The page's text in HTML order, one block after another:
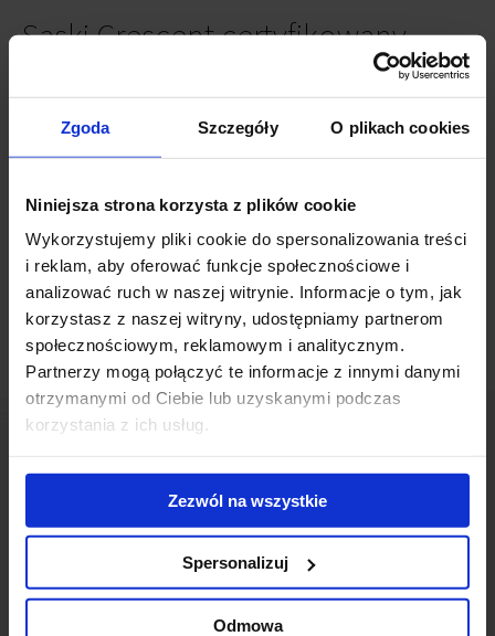
Zgoda Szczegóły O plikach cookies
Niniejsza strona korzysta z plików cookie
Wykorzystujemy pliki cookie do spersonalizowania treści
i reklam, aby oferować funkcje społecznościowe i
analizować ruch w naszej witrynie. Informacje o tym, jak
korzystasz z naszej witryny, udostępniamy partnerom
społecznościowym, reklamowym i analitycznym.
Partnerzy mogą połączyć te informacje z innymi danymi
otrzymanymi od Ciebie lub uzyskanymi podczas
korzystania z ich usług.
Zezwól na wszystkie
Spersonalizuj
Odmowa
Saski Crescent certyfikowany
Warszawskiemu biurowcowiSaski Crescentzostał przyznany
certyfikat BREAAM In-Use na poziomie „Very Good” w dwóch
kategoriach: Building Management oraz Asset Performance.
Saski Crescentto zlokalizowany w centrum Warszawy budynek
biurowy klasy A, oferujący ponad 15 000 m2 nowoczesnej
powierzchni biurowej na 10 kondygnacjach.
Skontaktuj się z nami